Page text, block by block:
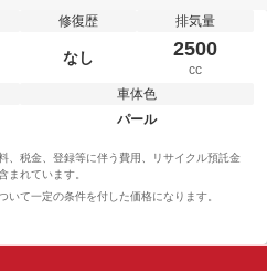
修復歴
なし
排気量
2500
cc
車体色
パール
、税金、登録等に伴う費用、リサイクル預託金
まれています。
て一定の条件を付した価格になります。